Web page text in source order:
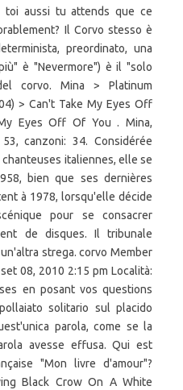
toi aussi tu attends que ce
Il Corvo stesso è
preordinato, una
è "Nevermore") è il "solo
corvo. Mina > Platinum
> Can't Take My Eyes Off
Eyes Off Of You . Mina,
canzoni: 34. Considérée
italiennes, elle se
bien que ses dernières
à 1978, lorsqu'elle décide
pour se consacrer
de disques. Il tribunale
strega. corvo Member
08, 2010 2:15 pm Località:
en posant vos questions
solitario sul placido
parola, come se la
avesse effusa. Qui est
"Mon livre d'amour"?
Black Crow On A White